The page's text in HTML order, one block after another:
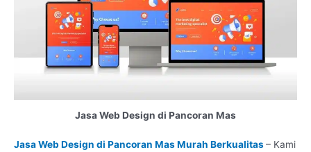
Jasa Web Design di Pancoran Mas
Jasa Web Design di Pancoran Mas Murah Berkualitas– Kami